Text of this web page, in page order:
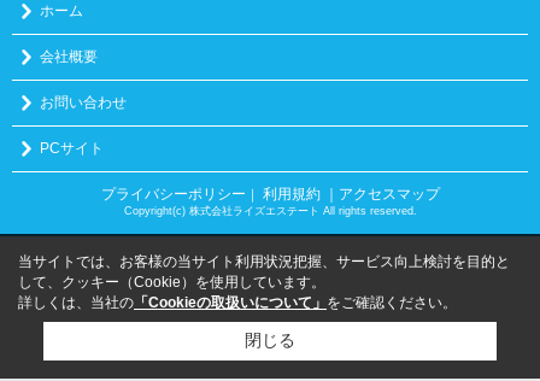
ホーム
会社概要
お問い合わせ
PCサイト
プライバシーポリシー ｜ 利用規約 ｜アクセスマップ
Copyright(c) 株式会社ライズエステート All rights reserved.
当サイトでは、お客様の当サイト利用状況把握、サービス向上検討を目的と
して、クッキー（Cookie）を使用しています。
詳しくは、当社の 「Cookieの取扱いについて」 をご確認ください。
閉じる